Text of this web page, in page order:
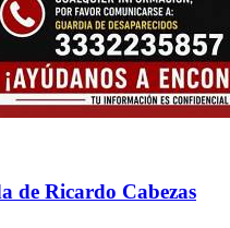
de Ricardo Cabezas